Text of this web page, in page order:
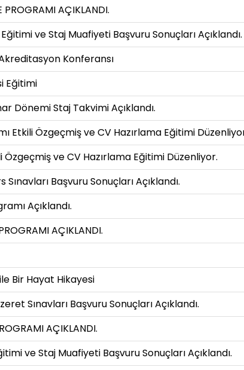
AÇIKLANDI.
ve Staj Muafiyeti Başvuru Sonuçları Açıklandı.
Konferansı
Eğitimi
Dönemi Staj Takvimi Açıklandı.
Etkili Özgeçmiş ve CV Hazırlama Eğitimi
ve CV Hazırlama Eğitimi Düzenliyor.
Başvuru Sonuçları Açıklandı.
Açıklandı.
AÇIKLANDI.
Bir Hayat Hikayesi
Sınavları Başvuru Sonuçları Açıklandı.
AÇIKLANDI.
ve Staj Muafiyeti Başvuru Sonuçları Açıklandı.